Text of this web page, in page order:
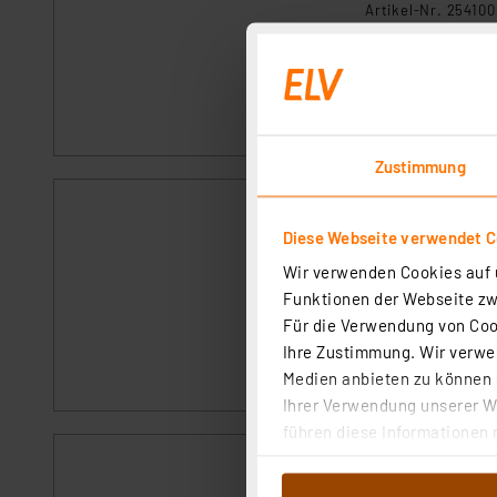
Zustimmung
Diese Webseite verwendet
Wir verwenden Cookies
Funktionen der Webseite
Für die Verwendung von
Ihre Zustimmung. Wir
Medien anbieten zu
Ihrer Verwendung unserer
führen diese Informationen
Artikel-Nr. 254100
Artikel-Nr. 254212
In diesem Teil
praxisnahen
Sofort zum